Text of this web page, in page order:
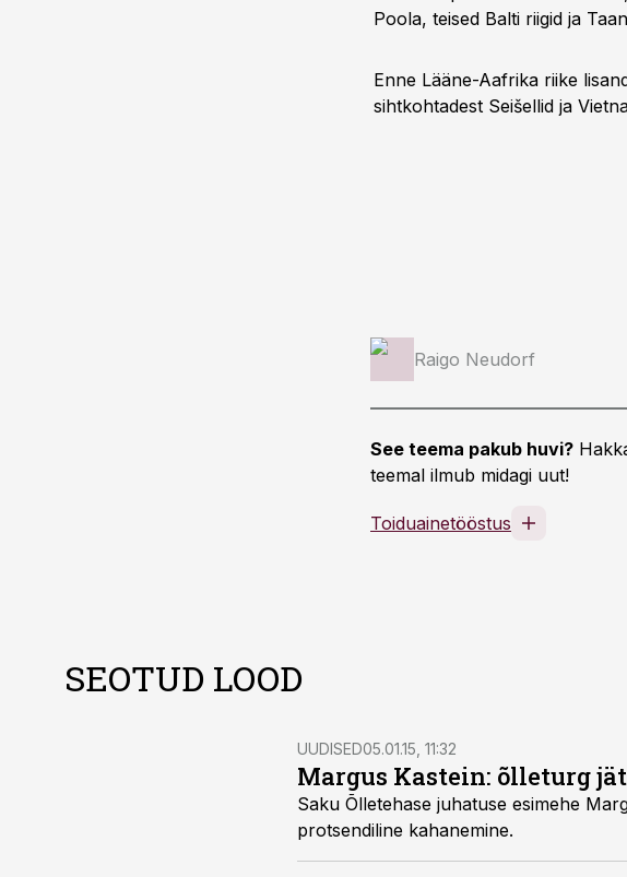
Poola, teised Balti riigid ja
Enne Lääne-Aafrika riike
sihtkohtadest Seišellid ja
Raigo Neudorf
See teema pakub huvi?
teemal ilmub midagi uut!
Toiduainetööstus
SEOTUD LOOD
UUDISED05.01.15, 11:32
Margus Kastein: õlleturg
Saku Õlletehase juhatuse esimehe
protsendiline kahanemine.